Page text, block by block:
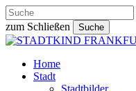
Skip
to
main
content
zum Schließen
Suche
Close
search
Menu
Home
Stadt
Stadtbilder